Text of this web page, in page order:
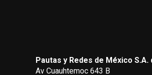
Pautas y Redes de México S.A.
Av Cuauhtemoc 643 B